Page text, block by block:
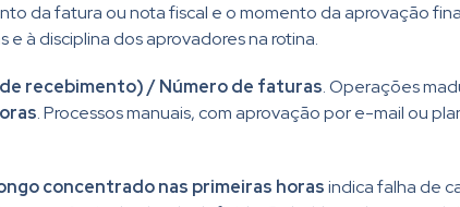
da fatura ou nota fiscal e o momento da aprovação
à disciplina dos aprovadores na rotina.
de recebimento) / Número de faturas. Operações
. Processos manuais, com aprovação por e-mail ou
concentrado nas primeiras horasindica falha de